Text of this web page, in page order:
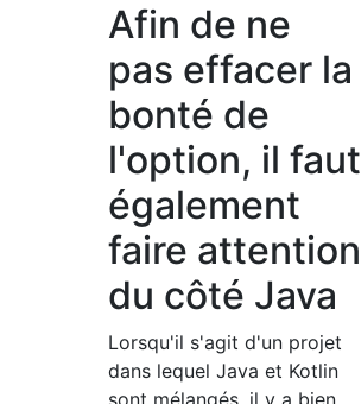
Afin de ne
pas effacer la
bonté de
l'option, il faut
également
faire attention
du côté Java
Lorsqu'il s'agit d'un projet
dans lequel Java et Kotlin
sont mélangés, il y a bien